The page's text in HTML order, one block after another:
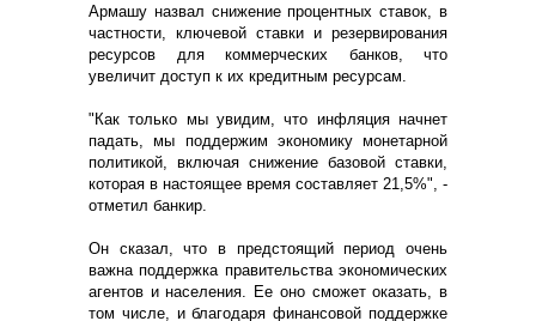
Армашу назвал снижение процентных ставок, в
частности, ключевой ставки и резервирования
ресурсов для коммерческих банков, что
увеличит доступ к их кредитным ресурсам.
"Как только мы увидим, что инфляция начнет
падать, мы поддержим экономику монетарной
политикой, включая снижение базовой ставки,
которая в настоящее время составляет 21,5%", -
отметил банкир.
Он сказал, что в предстоящий период очень
важна поддержка правительства экономических
агентов и населения. Ее оно сможет оказать, в
том числе, и благодаря финансовой поддержке